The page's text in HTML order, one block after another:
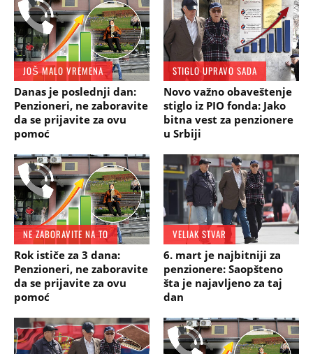
JOŠ MALO VREMENA
Danas je poslednji dan:
Penzioneri, ne zaboravite
da se prijavite za ovu
pomoć
STIGLO UPRAVO SADA
Novo važno obaveštenje
stiglo iz PIO fonda: Jako
bitna vest za penzionere
u Srbiji
NE ZABORAVITE NA TO
Rok ističe za 3 dana:
Penzioneri, ne zaboravite
da se prijavite za ovu
pomoć
VELIAK STVAR
6. mart je najbitniji za
penzionere: Saopšteno
šta je najavljeno za taj
dan